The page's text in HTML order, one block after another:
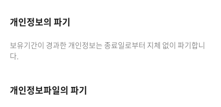
개인정보의 파기
보유기간이 경과한 개인정보는 종료일로부터 지체 없이 파기합니
다.
개인정보파일의 파기